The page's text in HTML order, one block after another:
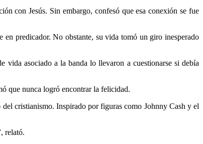
con Jesús. Sin embargo, confesó que esa conexión se fue
en predicador. No obstante, su vida tomó un giro inesperado
vida asociado a la banda lo llevaron a cuestionarse si debía
que nunca logró encontrar la felicidad.
cristianismo. Inspirado por figuras como Johnny Cash y el
, relató.